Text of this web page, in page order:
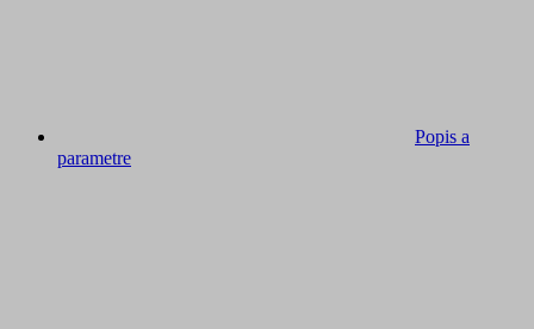
Popis a
parametre